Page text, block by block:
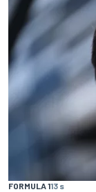
FORMULA 113 s